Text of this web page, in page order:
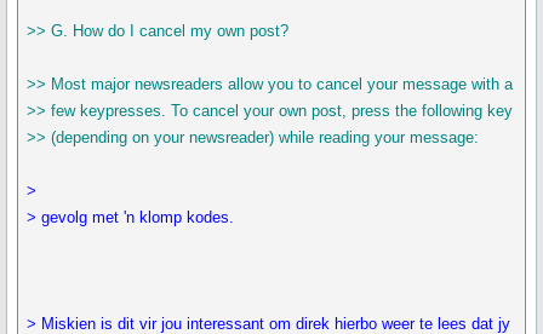
>> G. How do I cancel my own post?
>> Most major newsreaders allow you to cancel your message with a
>> few keypresses. To cancel your own post, press the following key
>> (depending on your newsreader) while reading your message:
>
> gevolg met 'n klomp kodes.
> Miskien is dit vir jou interessant om direk hierbo weer te lees dat jy